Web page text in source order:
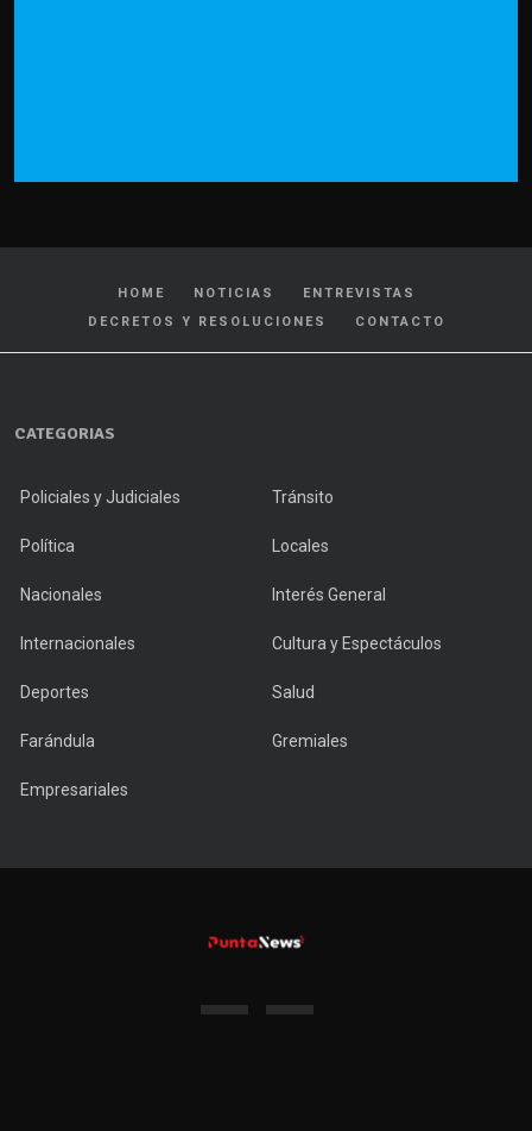
HOME NOTICIAS
ENTREVISTAS
DECRETOS Y RESOLUCIONES
CONTACTO
CATEGORIAS
Policiales y Judiciales Tránsito
Política Locales
Nacionales Interés General
Internacionales Cultura y Espectáculos
Deportes Salud
Farándula Gremiales
Empresariales